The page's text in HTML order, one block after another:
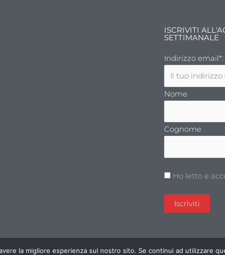
ISCRIVITI
SETTIMANALE
Indirizzo email*:
Nome
Cognome
Ho letto e
la migliore esperienza sul nostro sito. Se continui ad utilizzare